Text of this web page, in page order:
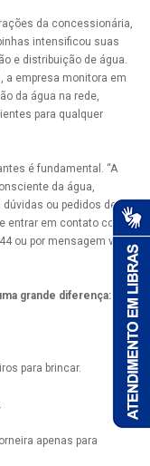
da concessionária,
intensificou suas
e distribuição de água.
a empresa monitora em
da água na rede,
para qualquer
é fundamental. “A
da água,
dúvidas ou pedidos de
entrar em contato com
ou por mensagem via
grande diferença:
para brincar.
apenas para